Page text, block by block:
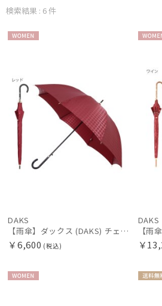
絞り込み
レディース
カテゴリー
ブランド
エスタ
おすすめ
順
価格の低い
順
売上点数順
検索結果 : 6件
DAKS
【雨傘】ダックス (DAKS) チェック 長傘【公式ムーンバット】 レディース 耐風傘 ジャンプ式
￥6,600 (税込)
DAKS
￥